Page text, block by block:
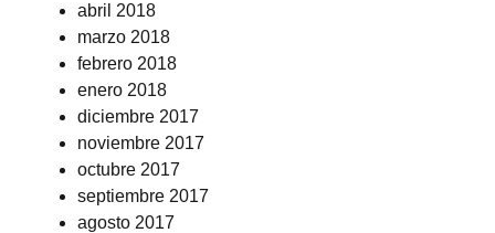
abril 2018
marzo 2018
febrero 2018
enero 2018
diciembre 2017
noviembre 2017
octubre 2017
septiembre 2017
agosto 2017